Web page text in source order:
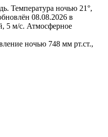
Температура ночью 21°,
08.08.2026 в
5 м/с. Атмосферное
ночью 748 мм рт.ст.,